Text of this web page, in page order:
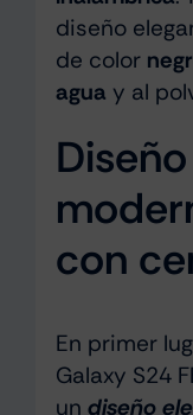
diseño
de color
agua y al
con
En primer
Galaxy S24
un diseño